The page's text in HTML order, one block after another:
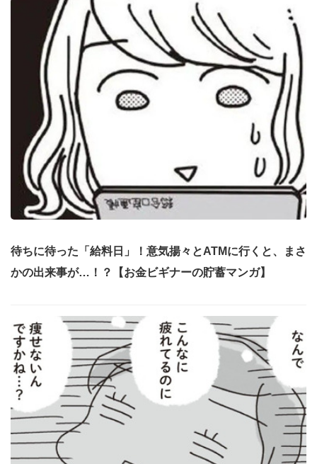
待ちに待った「給料日」！意気揚々とATMに行くと、まさ
かの出来事が…！？【お金ビギナーの貯蓄マンガ】